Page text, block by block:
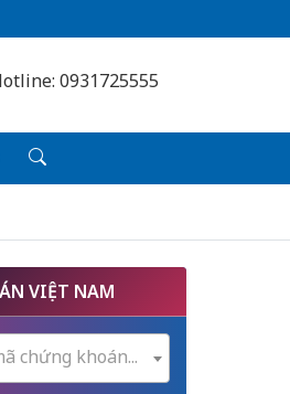
0931725555
VIỆT NAM
chứng khoán...